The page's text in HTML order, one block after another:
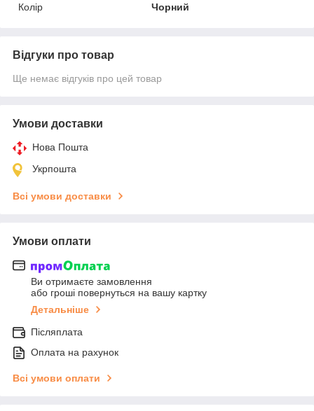
Колір
Чорний
Відгуки про товар
Ще немає відгуків про цей товар
Умови доставки
Нова Пошта
Укрпошта
Всі умови доставки
Умови оплати
Ви отримаєте замовлення
або гроші повернуться на вашу картку
Детальніше
Післяплата
Оплата на рахунок
Всі умови оплати